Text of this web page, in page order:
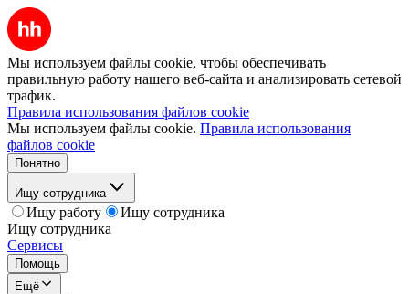
Мы используем файлы cookie, чтобы обеспечивать
правильную работу нашего веб-сайта и анализировать сетевой
трафик.
Правила использования файлов cookie
Мы используем файлы cookie. Правила использования
файлов cookie
Понятно
Ищу сотрудника
Ищу работу
Ищу сотрудника
Ищу сотрудника
Сервисы
Помощь
Ещё